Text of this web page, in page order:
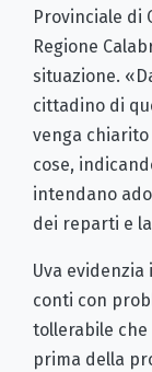
Provinciale di
Regione
situazione.
cittadino di
venga
cose,
intendano
dei reparti e
Uva
conti con
tollerabile che
prima della